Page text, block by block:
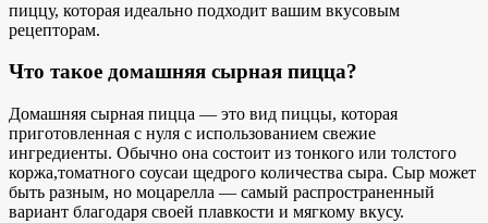
пиццу, которая идеально подходит вашим вкусовым
рецепторам.
Что такое домашняя сырная пицца?
Домашняя сырная пицца — это вид пиццы, которая
приготовленная с нуля с использованием свежие
ингредиенты. Обычно она состоит из тонкого или толстого
коржа,томатного соусаи щедрого количества сыра. Сыр может
быть разным, но моцарелла — самый распространенный
вариант благодаря своей плавкости и мягкому вкусу.